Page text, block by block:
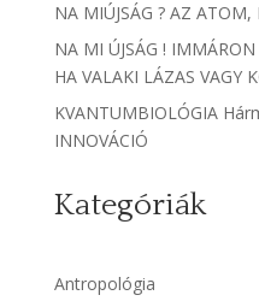
NA MIÚJSÁG ? AZ ATOM,
NA MI ÚJSÁG !
HA VALAKI LÁZAS VAGY
KVANTUMBIOLÓGIA
INNOVÁCIÓ
Kategóriák
Antropológia